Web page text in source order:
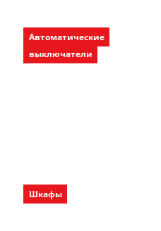
Автоматические
выключатели
Шкафы